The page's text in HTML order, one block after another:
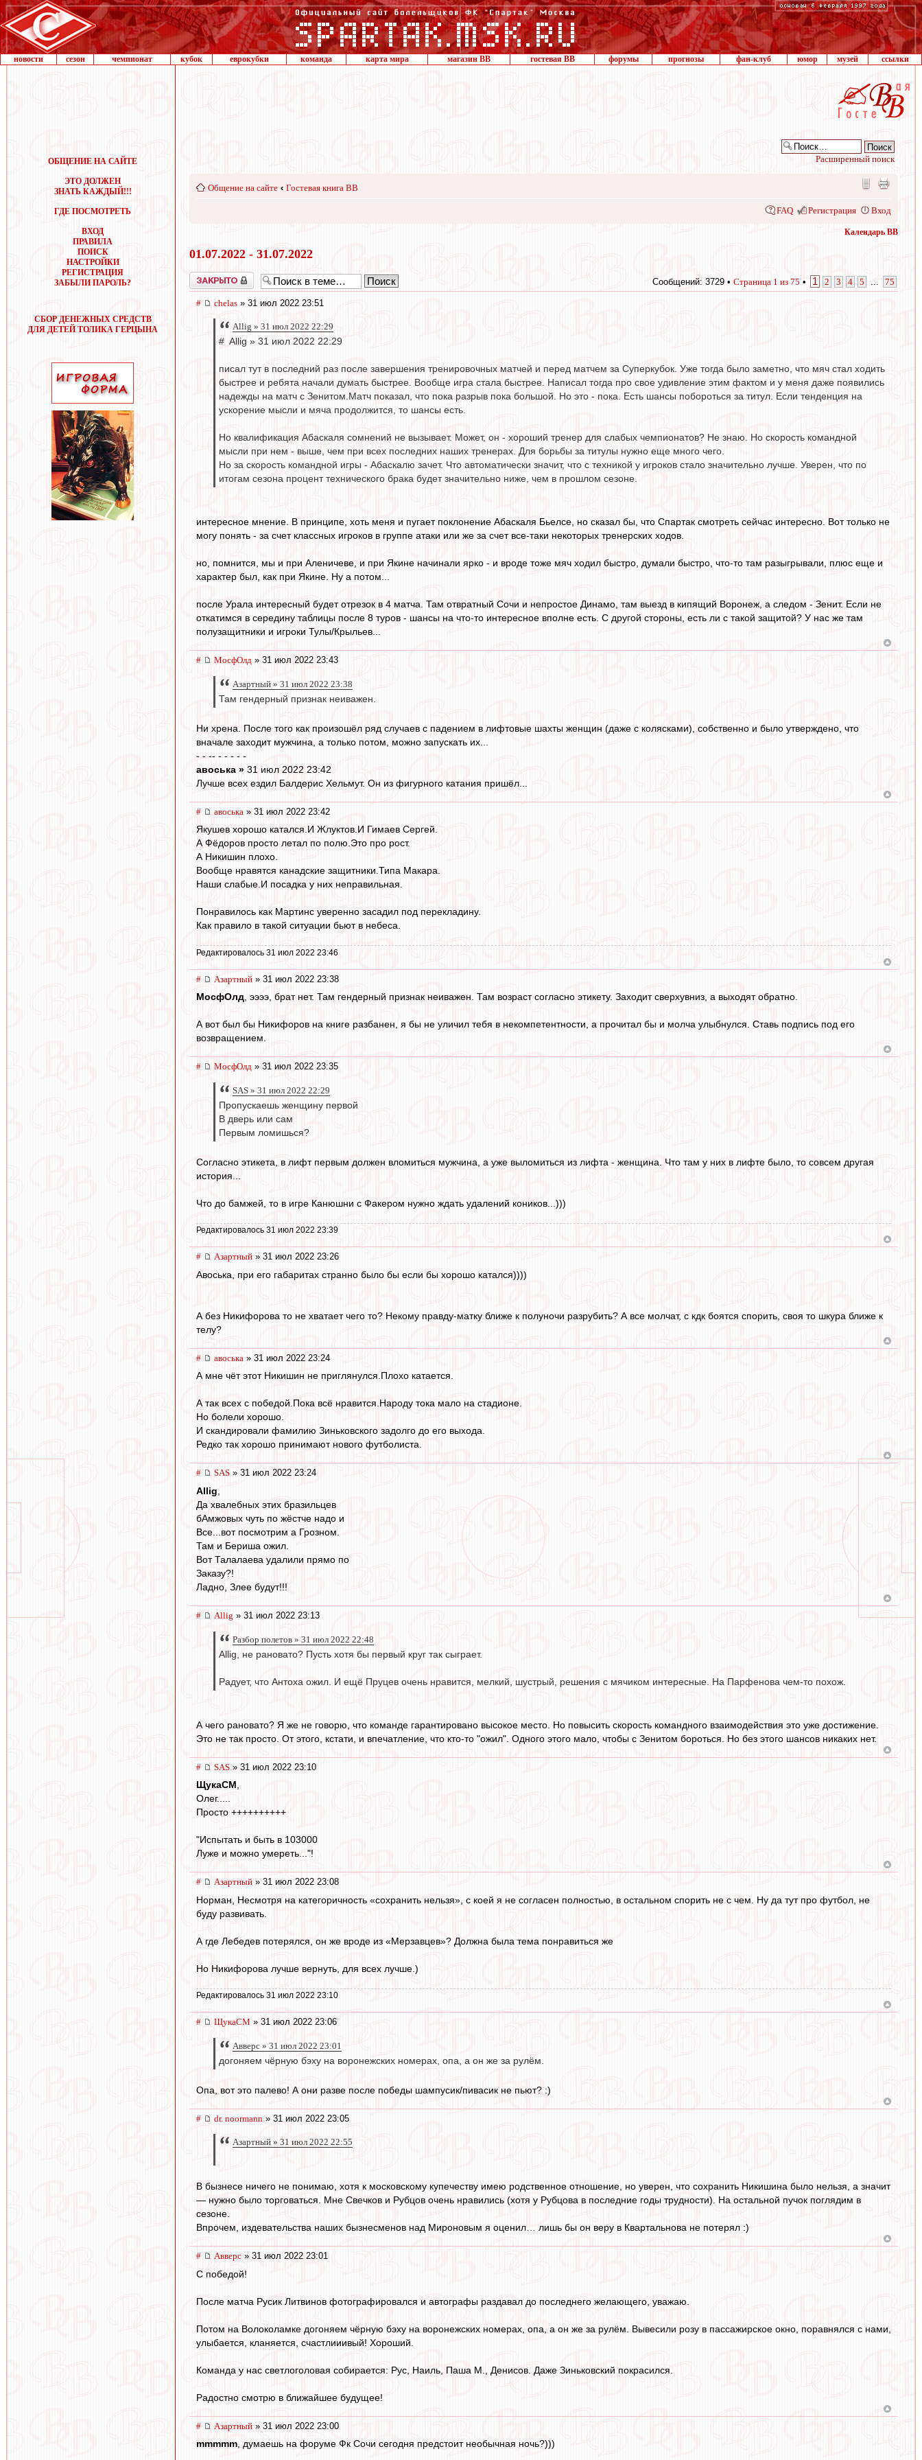
новости сезон чемпионат кубок еврокубки команда карта мира магазин ВВ гостевая ВВ форумы прогнозы фан-клуб юмор музей ссылки
ОБЩЕНИЕ НА САЙТЕ
ЭТО ДОЛЖЕН
ЗНАТЬ КАЖДЫЙ!!!
ГДЕ ПОСМОТРЕТЬ
ВХОД
ПРАВИЛА
ПОИСК
НАСТРОЙКИ
РЕГИСТРАЦИЯ
ЗАБЫЛИ ПАРОЛЬ?
СБОР ДЕНЕЖНЫХ СРЕДСТВ
ДЛЯ ДЕТЕЙ ТОЛИКА ГЕРЦЫНА
Расширенный поиск
Общение на сайте ‹ Гостевая книга ВВ
FAQ Регистрация Вход
Календарь ВВ
01.07.2022 - 31.07.2022
Закрыто Сообщений: 3729 • Страница 1 из 75 • 1 2 3 4 5 75
# chelas » 31 июл 2022 23:51
Allig » 31 июл 2022 22:29
# Allig » 31 июл 2022 22:29
писал тут в последний раз после завершения тренировочных матчей и перед матчем за Суперкубок. Уже тогда было заметно, что мяч стал ходить
быстрее и ребята начали думать быстрее. Вообще игра стала быстрее. Написал тогда про свое удивление этим фактом и у меня даже появились
надежды на матч с Зенитом.Матч показал, что пока разрыв пока большой. Но это - пока. Есть шансы побороться за титул. Если тенденция на
ускорение мысли и мяча продолжится, то шансы есть.
Но квалификация Абаскаля сомнений не вызывает. Может, он - хороший тренер для слабых чемпионатов? Не знаю. Но скорость командной
мысли при нем - выше, чем при всех последних наших тренерах. Для борьбы за титулы нужно еще много чего.
Но за скорость командной игры - Абаскалю зачет. Что автоматически значит, что с техникой у игроков стало значительно лучше. Уверен, что по
итогам сезона процент технического брака будет значительно ниже, чем в прошлом сезоне.
интересное мнение. В принципе, хоть меня и пугает поклонение Абаскаля Бьелсе, но сказал бы, что Спартак смотреть сейчас интересно. Вот только не
могу понять - за счет классных игроков в группе атаки или же за счет все-таки некоторых тренерских ходов.
но, помнится, мы и при Аленичеве, и при Якине начинали ярко - и вроде тоже мяч ходил быстро, думали быстро, что-то там разыгрывали, плюс еще и
характер был, как при Якине. Ну а потом...
после Урала интересный будет отрезок в 4 матча. Там отвратный Сочи и непростое Динамо, там выезд в кипящий Воронеж, а следом - Зенит. Если не
откатимся в середину таблицы после 8 туров - шансы на что-то интересное вполне есть. С другой стороны, есть ли с такой защитой? У нас же там
полузащитники и игроки Тулы/Крыльев...
# МосфОлд » 31 июл 2022 23:43
Азартный » 31 июл 2022 23:38
Там гендерный признак неиважен.
Ни хрена. После того как произошёл ряд случаев с падением в лифтовые шахты женщин (даже с колясками), собственно и было утверждено, что
вначале заходит мужчина, а только потом, можно запускать их...
- - -- - - - - -
авоська » 31 июл 2022 23:42
Лучше всех ездил Балдерис Хельмут. Он из фигурного катания пришёл...
# авоська » 31 июл 2022 23:42
Якушев хорошо катался.И Жлуктов.И Гимаев Сергей.
А Фёдоров просто летал по полю.Это про рост.
А Никишин плохо.
Вообще нравятся канадские защитники.Типа Макара.
Наши слабые.И посадка у них неправильная.
Понравилось как Мартинс уверенно засадил под перекладину.
Как правило в такой ситуации бьют в небеса.
Редактировалось 31 июл 2022 23:46
# Азартный » 31 июл 2022 23:38
МосфОлд, ээээ, брат нет. Там гендерный признак неиважен. Там возраст согласно этикету. Заходит сверхувниз, а выходят обратно.
А вот был бы Никифоров на книге разбанен, я бы не уличил тебя в некомпетентности, а прочитал бы и молча улыбнулся. Ставь подпись под его
возвращением.
# МосфОлд » 31 июл 2022 23:35
SAS » 31 июл 2022 22:29
Пропускаешь женщину первой
В дверь или сам
Первым ломишься?
Согласно этикета, в лифт первым должен вломиться мужчина, а уже выломиться из лифта - женщина. Что там у них в лифте было, то совсем другая
история...
Что до бамжей, то в игре Канюшни с Факером нужно ждать удалений коников...)))
Редактировалось 31 июл 2022 23:39
# Азартный » 31 июл 2022 23:26
Авоська, при его габаритах странно было бы если бы хорошо катался))))
А без Никифорова то не хватает чего то? Некому правду-матку ближе к полуночи разрубить? А все молчат, с кдк боятся спорить, своя то шкура ближе к
телу?
# авоська » 31 июл 2022 23:24
А мне чёт этот Никишин не приглянулся.Плохо катается.
А так всех с победой.Пока всё нравится.Народу тока мало на стадионе.
Но болели хорошо.
И скандировали фамилию Зиньковского задолго до его выхода.
Редко так хорошо принимают нового футболиста.
# SAS » 31 июл 2022 23:24
Allig
Да хвалебных этих бразильцев
бАмжовых чуть по жёстче надо и
Все...вот посмотрим а Грозном.
Там и Бериша ожил.
Вот Талалаева удалили прямо по
Заказу?!
Ладно, Злее будут!!!
# Allig » 31 июл 2022 23:13
Разбор полетов » 31 июл 2022 22:48
Allig, не рановато? Пусть хотя бы первый круг так сыграет.
Радует, что Антоха ожил. И ещё Пруцев очень нравится, мелкий, шустрый, решения с мячиком интересные. На Парфенова чем-то похож.
А чего рановато? Я же не говорю, что команде гарантировано высокое место. Но повысить скорость командного взаимодействия это уже достижение.
Это не так просто. От этого, кстати, и впечатление, что кто-то "ожил". Одного этого мало, чтобы с Зенитом бороться. Но без этого шансов никаких нет.
# SAS » 31 июл 2022 23:10
ЩукаСМ
Олег.....
Просто ++++++++++
"Испытать и быть в 103000
Луже и можно умереть..."!
# Азартный » 31 июл 2022 23:08
Норман, Несмотря на категоричность «сохранить нельзя», с коей я не согласен полностью, в остальном спорить не с чем. Ну да тут про футбол, не
буду развивать.
А где Лебедев потерялся, он же вроде из «Мерзавцев»? Должна была тема понравиться же
Но Никифорова лучше вернуть, для всех лучше.)
Редактировалось 31 июл 2022 23:10
# ЩукаСМ » 31 июл 2022 23:06
Авверс » 31 июл 2022 23:01
догоняем чёрную бэху на воронежских номерах, опа, а он же за рулём.
Опа, вот это палево! А они разве после победы шампусик/пивасик не пьют? :)
# dr. noormann » 31 июл 2022 23:05
Азартный » 31 июл 2022 22:55
В бызнесе ничего не понимаю, хотя к московскому купечеству имею родственное отношение, но уверен, что сохранить Никишина было нельзя, а значит
— нужно было торговаться. Мне Свечков и Рубцов очень нравились (хотя у Рубцова в последние годы трудности). На остальной пучок поглядим в
сезоне.
Впрочем, издевательства наших бызнесменов над Мироновым я оценил… лишь бы он веру в Квартальнова не потерял :)
# Авверс » 31 июл 2022 23:01
С победой!
После матча Русик Литвинов фотографировался и автографы раздавал до последнего желающего, уважаю.
Потом на Волоколамке догоняем чёрную бэху на воронежских номерах, опа, а он же за рулём. Вывесили розу в пассажирское окно, поравнялся с нами,
улыбается, кланяется, счастлииивый! Хороший.
Команда у нас светлоголовая собирается: Рус, Наиль, Паша М., Денисов. Даже Зиньковский покрасился.
Радостно смотрю в ближайшее будущее!
# Азартный » 31 июл 2022 23:00
mmmmm, думаешь на форуме Фк Сочи сегодня предстоит необычная ночь?)))